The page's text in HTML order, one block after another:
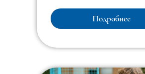
Подробнее